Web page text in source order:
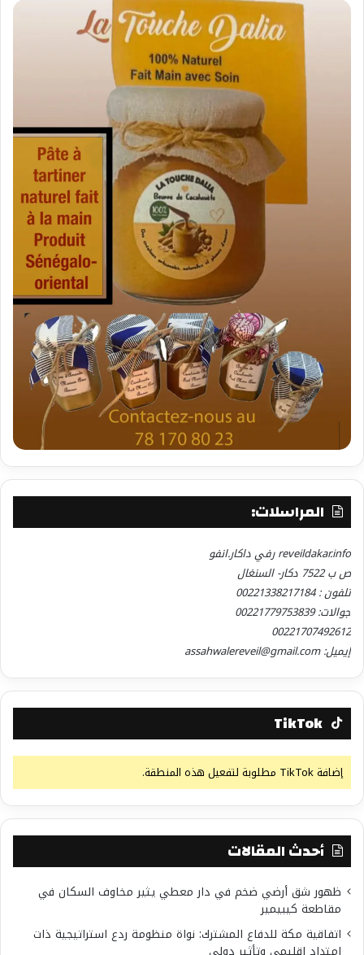
المراسلات:
reveildakar.info رفي داكار.انفو
ص ب 7522 دكار- السنغال
تلفون : 00221338217184
جوالات: 00221779753839
00221707492612
إيميل: assahwalereveil@gmail.com
TikTok
إضافة TikTok مطلوبة لتفعيل هذه المنطقة.
أحدث المقالات
ظهور شق أرضي ضخم في دار معطي يثير مخاوف السكان في
مقاطعة كيبيمير
اتفاقية مكة للدفاع المشترك: نواة منظومة ردع استراتيجية ذات